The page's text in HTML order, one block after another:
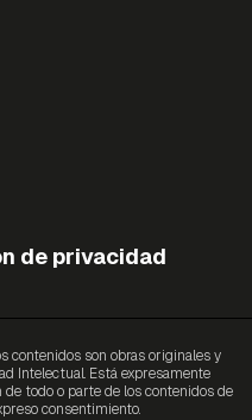
de privacidad
son obras originales y
Intelectual. Está expresamente
todo o parte de los contenidos de
consentimiento.